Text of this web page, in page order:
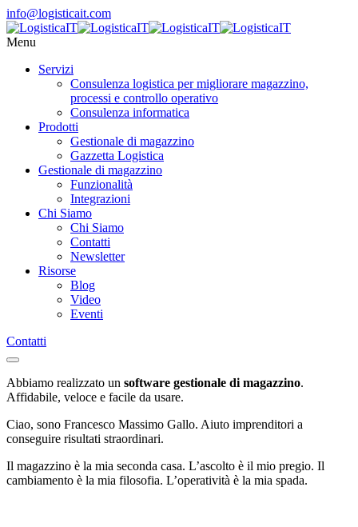
info@logisticait.com
Menu
Servizi
Consulenza logistica per migliorare magazzino,
processi e controllo operativo
Consulenza informatica
Prodotti
Gestionale di magazzino
Gazzetta Logistica
Gestionale di magazzino
Funzionalità
Integrazioni
Chi Siamo
Chi Siamo
Contatti
Newsletter
Risorse
Blog
Video
Eventi
Contatti
Abbiamo realizzato un software gestionale di magazzino.
Affidabile, veloce e facile da usare.
Ciao, sono Francesco Massimo Gallo. Aiuto imprenditori a
conseguire risultati straordinari.
Il magazzino è la mia seconda casa. L’ascolto è il mio pregio. Il
cambiamento è la mia filosofia. L’operatività è la mia spada.